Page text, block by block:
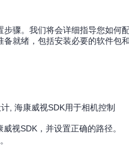
骤。我们将会详细指导您如何
就绪，包括安装必要的软件包和
, 海康威视SDK用于相机控制
视SDK，并设置正确的路径。